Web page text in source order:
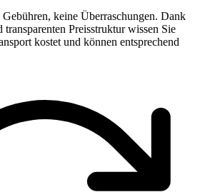
keine Überraschungen. Dank
transparenten Preisstruktur wissen Sie
kostet und können entsprechend